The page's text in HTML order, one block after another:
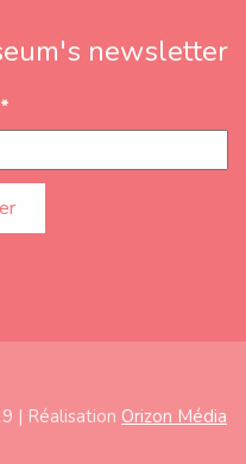
newsletter
*
| Réalisation Orizon Média